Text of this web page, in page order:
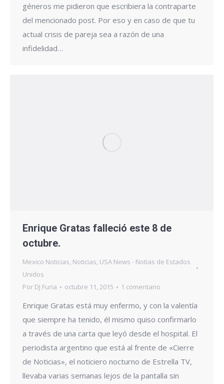
géneros me pidieron que escribiera la contraparte
del mencionado post. Por eso y en caso de que tu
actual crisis de pareja sea a razón de una
infidelidad…
Enrique Gratas falleció este 8 de
octubre.
Mexico Noticias, Noticias, USA News - Notias de Estados
Unidos
Por DJ Furia octubre 11, 2015 1 comentario
Enrique Gratas está muy enfermo, y con la valentía
que siempre ha tenido, él mismo quiso confirmarlo
a través de una carta que leyó desde el hospital. El
periodista argentino que está al frente de «Cierre
de Noticias», el noticiero nocturno de Estrella TV,
llevaba varias semanas lejos de la pantalla sin